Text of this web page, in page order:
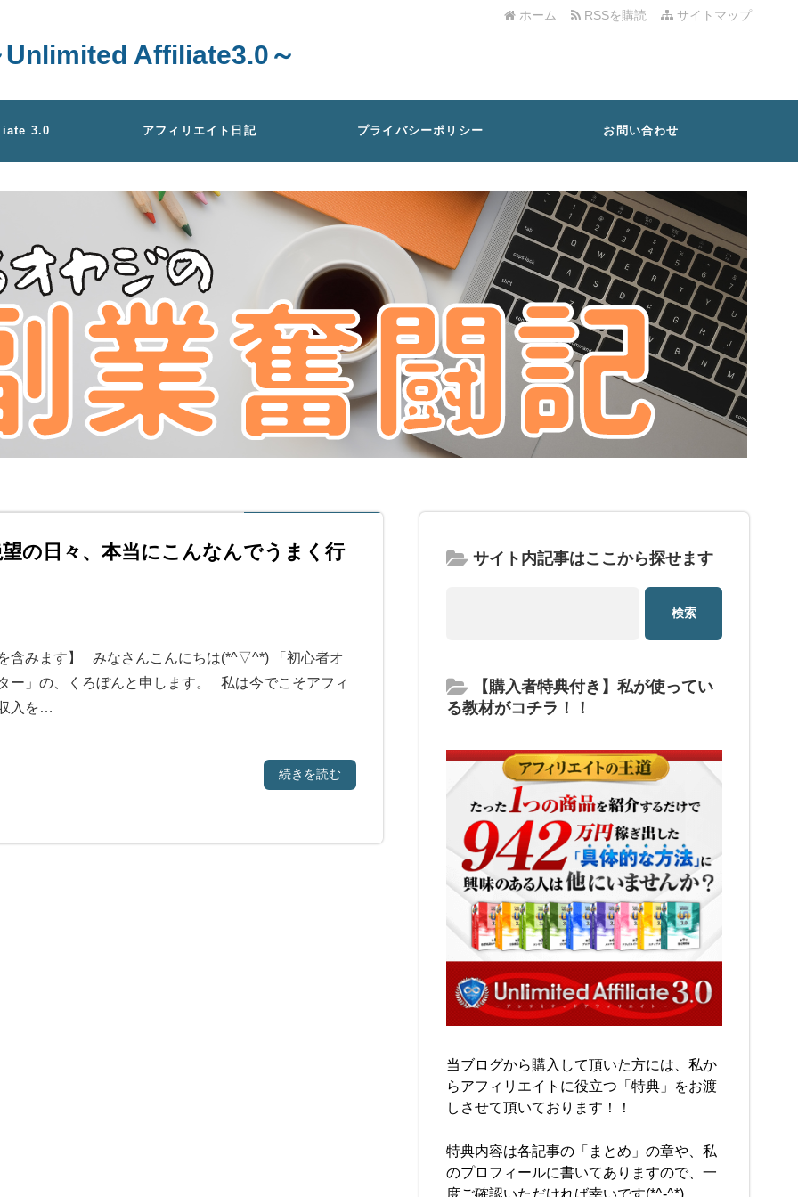
サイトマップ
RSSを購読
ホーム
Unlimited Affiliate3.0～
3.0 アフィリエイト日記 プライバシーポリシー お問い合わせ
の日々、本当にこんなんでうまく行
含みます】 みなさんこんにちは(*^▽^*) 「初心者オ
ー」の、くろぼんと申します。 私は今でこそアフィ
入を…
続きを読む
サイト内記事はここから探せます
【購入者特典付き】私が使ってい
る教材がコチラ！！
当ブログから購入して頂いた方には、私か
らアフィリエイトに役立つ「特典」をお渡
しさせて頂いております！！
特典内容は各記事の「まとめ」の章や、私
のプロフィールに書いてありますので、一
度ご確認いただければ幸いです(*^-^*)